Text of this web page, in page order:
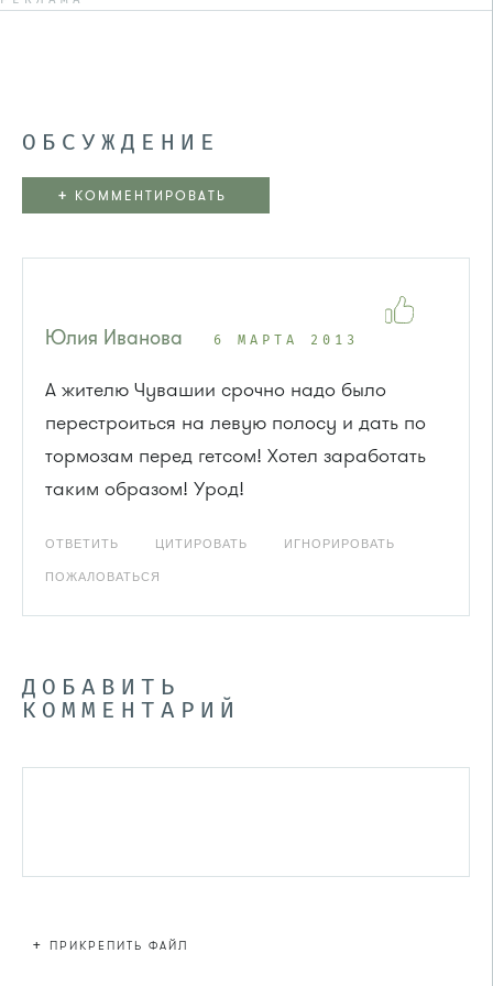
ОБСУЖДЕНИЕ
+ КОММЕНТИРОВАТЬ
Юлия Иванова 6 МАРТА 2013
А жителю Чувашии срочно надо было
перестроиться на левую полосу и дать по
тормозам перед гетсом! Хотел заработать
таким образом! Урод!
ОТВЕТИТЬ ЦИТИРОВАТЬ ИГНОРИРОВАТЬ
ПОЖАЛОВАТЬСЯ
ДОБАВИТЬ
КОММЕНТАРИЙ
+ ПРИКРЕПИТЬ ФАЙЛ